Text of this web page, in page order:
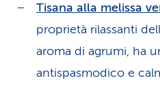
Tisana alla melissa
proprietà rilassanti
aroma di agrumi, ha
antispasmodico e